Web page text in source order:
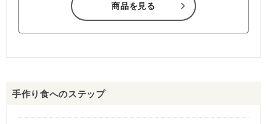
商品を見る
手作り食へのステップ